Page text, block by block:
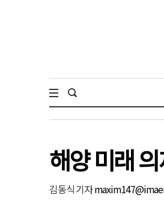
해양 미래
김동식 기자